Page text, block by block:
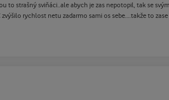
strašný sviňáci..ale abych je zas nepotopil, tak se
rychlost netu zadarmo sami os sebe....takže to